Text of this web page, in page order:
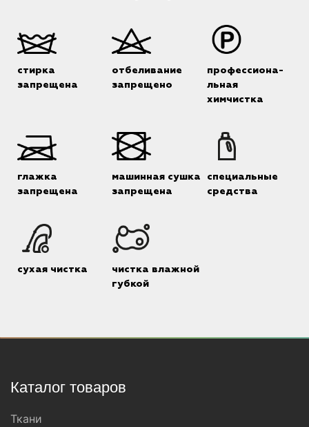
стирка
запрещена
отбеливание
запрещено
профессиона-
льная
химчистка
глажка
запрещена
машинная сушка
запрещена
специальные
средства
сухая чистка
чистка влажной
губкой
Каталог товаров
Ткани